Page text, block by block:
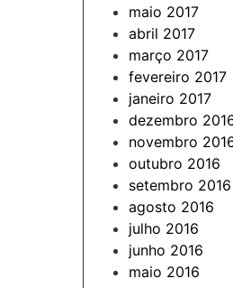
maio 2017
abril 2017
março 2017
fevereiro 2017
janeiro 2017
dezembro
novembro
outubro 2016
setembro 2016
agosto 2016
julho 2016
junho 2016
maio 2016